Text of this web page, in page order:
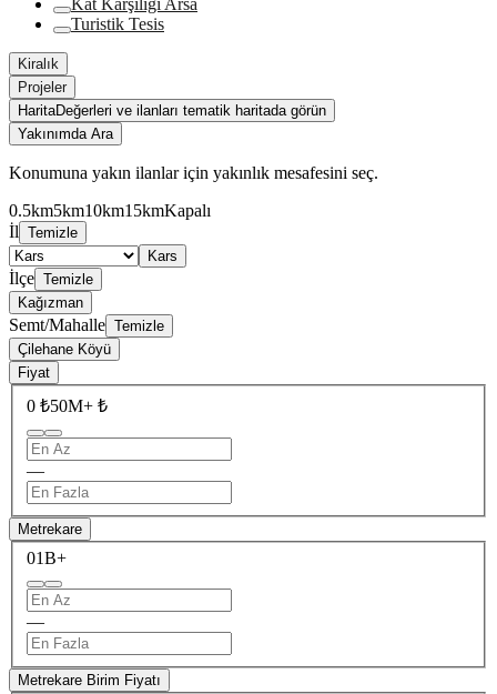
Kat Karşılığı Arsa
Turistik Tesis
Kiralık
Projeler
HaritaDeğerleri ve ilanları tematik haritada görün
Yakınımda Ara
Konumuna yakın ilanlar için yakınlık mesafesini seç.
0.5km5km10km15kmKapalı
İl Temizle
Kars
İlçe Temizle
Kağızman
Semt/Mahalle Temizle
Çilehane Köyü
Fiyat
0 ₺50M+ ₺
—
Metrekare
01B+
—
Metrekare Birim Fiyatı